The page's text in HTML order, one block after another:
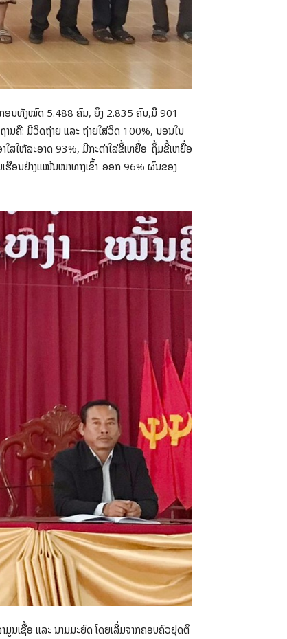
າກອນທັງໝົດ 5.488 ຄົນ, ຍິງ 2.835 ຄົນ,ມີ 901
ນຄື: ມີວິດຖ່າຍ ແລະ ຖ່າຍໃສ່ວິດ 100%, ນອນໃນ
ໃສໃຫ້ສະອາດ 93%, ມີກະຕ່າໃສ່ຂີ້ເຫຍື່ອ-ຖິ້ມຂີ້ເຫຍື່ອ
ຮືອນຢ່າງແໜ້ນໜາທາງເຂົ້າ-ອອກ 96% ຜົນຂອງ
ນເຊື້ອ ແລະ ນາມມະຍົດ ໂດຍເລີ່ມຈາກຄອບຄົວຢຸດຕິ